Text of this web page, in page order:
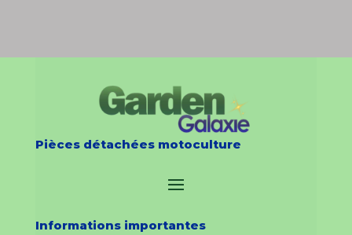
Pièces détachées motoculture
Informations importantes